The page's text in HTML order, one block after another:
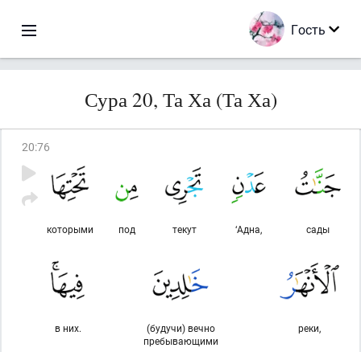
Гость
Сура 20, Та Ха (Та Ха)
20:76
сады
‘Адна,
текут
под
которыми
реки,
(будучи) вечно
пребывающими
в них.